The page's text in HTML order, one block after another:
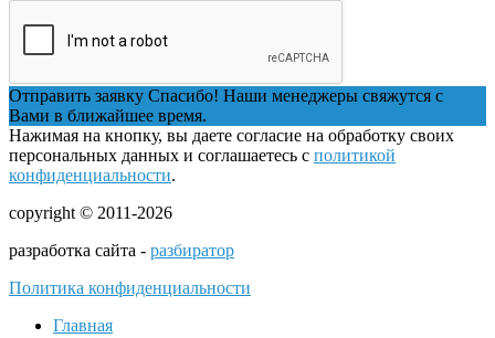
Отправить заявку Спасибо! Наши менеджеры свяжутся с
Вами в ближайшее время.
Нажимая на кнопку, вы даете согласие на обработку своих
персональных данных и соглашаетесь с политикой
конфиденциальности.
copyright © 2011-2026
разработка сайта - разбиратор
Политика конфиденциальности
Главная